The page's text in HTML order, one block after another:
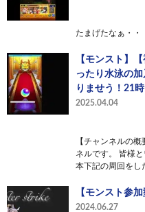
たまげたなぁ・・
【モンスト】
ったり水泳の
りませう！21
2025.04.04
【チャンネルの
ネルです。 皆様
本下記の周回をし
【モンスト参
2024.06.27